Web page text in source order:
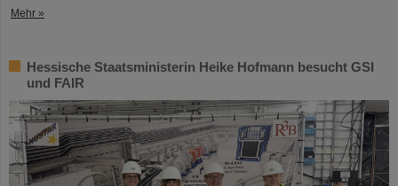
Mehr »
Hessische Staatsministerin Heike Hofmann besucht GSI
und FAIR